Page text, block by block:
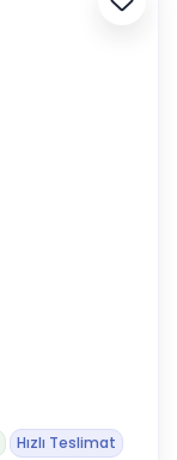
Hızlı Teslimat